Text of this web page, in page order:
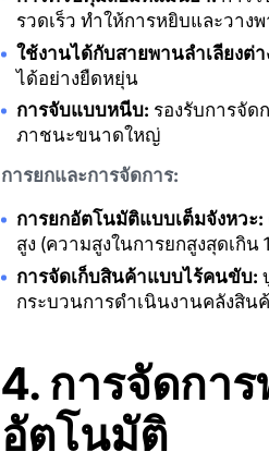
รวดเร็ว ทำให้การหยิบและวา
ใช้งานได้กับสายพานลำเลียงต่า
ได้อย่างยืดหยุ่น
การจับแบบหนีบ: รองรับการจัด
ภาชนะขนาดใหญ่
การยกและการจัดการ:
การยกอัตโนมัติแบบเต็มจังหวะ:
สูง (ความสูงในการยกสูงสุดเกิน
การจัดเก็บสินค้าแบบไร้คนขับ:
กระบวนการดำเนินงานคลังสิ
4. การจัดกา
อัตโนมัติ